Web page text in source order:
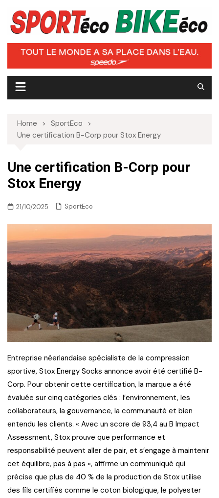
content
Home
SportEco
Une certification B-Corp pour Stox Energy
Une certification B-Corp pour
Stox Energy
21/10/2025 SportEco
Entreprise néerlandaise spécialiste de la compression
sportive, Stox Energy Socks annonce avoir été certifié B-
Corp. Pour obtenir cette certification, la marque a été
évaluée sur cinq catégories clés : l’environnement, les
collaborateurs, la gouvernance, la communauté et bien
entendu les clients. « Avec un score de 93,4 au B Impact
Assessment, Stox prouve que performance et
responsabilité peuvent aller de pair, et s’engage à maintenir
cet équilibre, pas à pas », affirme un communiqué qui
précise que plus de 40 % de la production de Stox utilise
des fils certifiés comme le coton biologique, le polyester